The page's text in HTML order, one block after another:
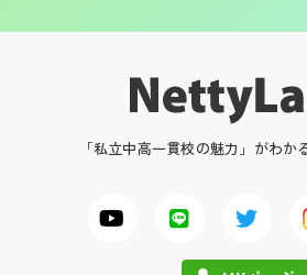
「私立中高一貫校の魅力」がわか